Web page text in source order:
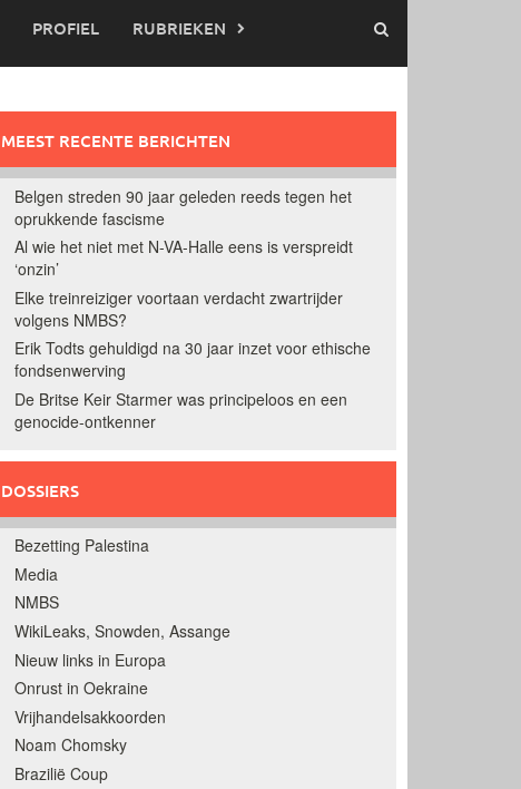
PROFIEL RUBRIEKEN
MEEST RECENTE BERICHTEN
Belgen streden 90 jaar geleden reeds tegen het
oprukkende fascisme
Al wie het niet met N-VA-Halle eens is verspreidt
‘onzin’
Elke treinreiziger voortaan verdacht zwartrijder
volgens NMBS?
Erik Todts gehuldigd na 30 jaar inzet voor ethische
fondsenwerving
De Britse Keir Starmer was principeloos en een
genocide-ontkenner
DOSSIERS
Bezetting Palestina
Media
NMBS
WikiLeaks, Snowden, Assange
Nieuw links in Europa
Onrust in Oekraine
Vrijhandelsakkoorden
Noam Chomsky
Brazilië Coup